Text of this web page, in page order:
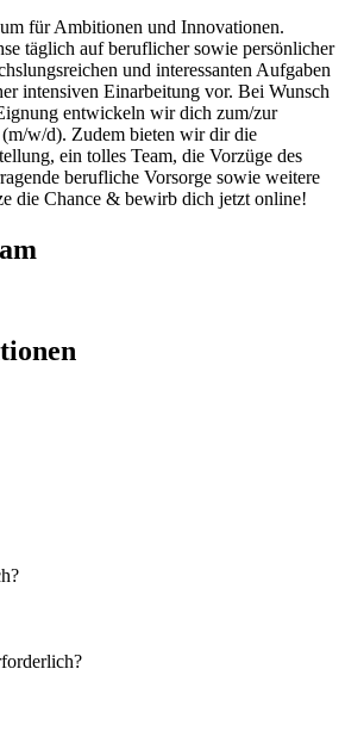
für Ambitionen und Innovationen.
täglich auf beruflicher sowie persönlicher
und interessanten Aufgaben
intensiven Einarbeitung vor. Bei Wunsch
entwickeln wir dich zum/zur
w/d). Zudem bieten wir dir die
ein tolles Team, die Vorzüge des
berufliche Vorsorge sowie weitere
die Chance & bewirb dich jetzt online!